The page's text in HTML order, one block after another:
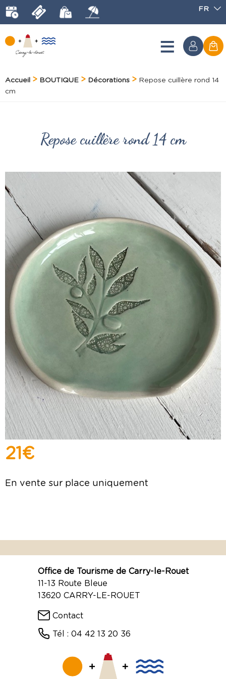
FR
Accueil BOUTIQUE Décorations
Repose cuillère rond 14
cm
Repose cuillère rond 14 cm
21 €
En vente sur place uniquement
Office de Tourisme de Carry-le-Rouet
11-13 Route Bleue
13620 CARRY-LE-ROUET
Contact
Tél : 04 42 13 20 36